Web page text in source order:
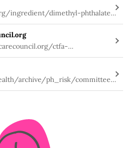
ingredient/dimethyl-phthalate-
phthalate-0
ctfa-
PR758.pdf
archive/ph_risk/committees/